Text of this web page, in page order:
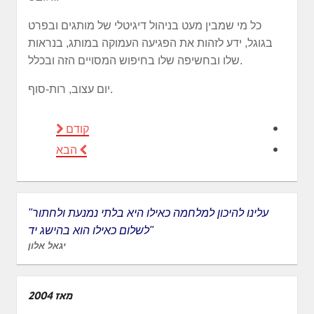
כל מי שמבין מעט בניהול דיגיטלי של מותגים ובפרט
בגוגל, ידע לזהות את הפגיעה העמוקה במותג, בנראות
שלו ובחשיפה שלו בחיפוש המסויים הזה ובכלל.
יום עצוב, רות-סוף.
קודם
הבא
"עלינו להיכון למלחמה כאילו היא בלתי נמנעת ולחתור
לשלום כאילו הוא בהישג יד"
יגאל אלון
מאז 2004